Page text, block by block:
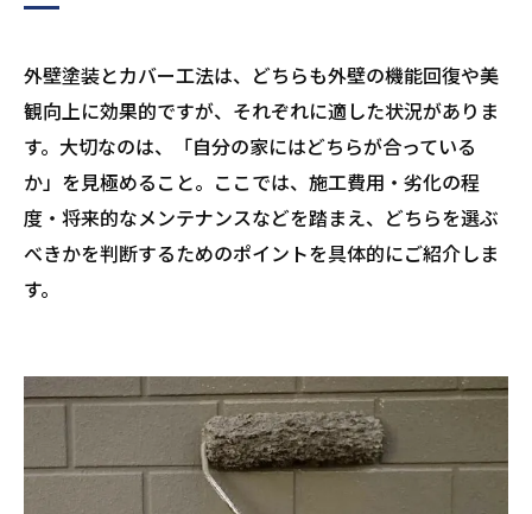
外壁塗装とカバー工法は、どちらも外壁の機能回復や美
観向上に効果的ですが、それぞれに適した状況がありま
す。大切なのは、「自分の家にはどちらが合っている
か」を見極めること。ここでは、施工費用・劣化の程
度・将来的なメンテナンスなどを踏まえ、どちらを選ぶ
べきかを判断するためのポイントを具体的にご紹介しま
す。